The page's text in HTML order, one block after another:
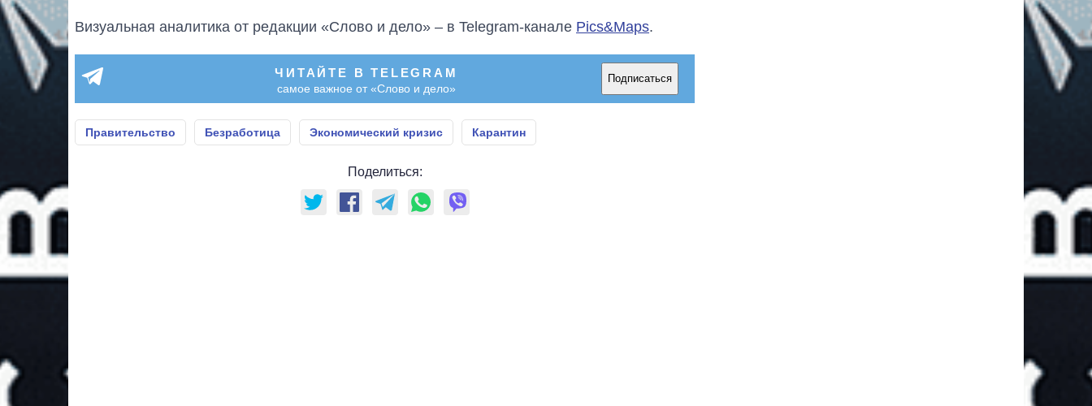
Визуальная аналитика от редакции «Слово и дело» – в Telegram-канале Pics&Maps.
ЧИТАЙТЕ В TELEGRAM
самое важное от «Слово и дело»
Подписаться
Правительство Безработица Экономический кризис Карантин
Поделиться: